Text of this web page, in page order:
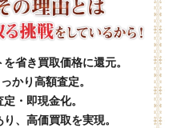
省き買取価格に還元。
かり高額査定。
・即現金化。
、高価買取を実現。